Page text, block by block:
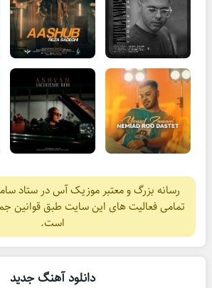
رسانه بزرگ و معتبر موزیک آس در ستاد
تمامی فعالیت های این سایت طبق قوانین
است.
دانلود آهنگ جدید